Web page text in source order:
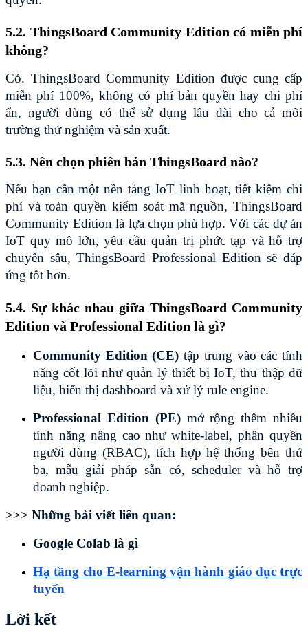
5.2. ThingsBoard Community Edition có miễn phí
không?
Có. ThingsBoard Community Edition được cung cấp
miễn phí 100%, không có phí bản quyền hay chi phí
ẩn, người dùng có thể sử dụng lâu dài cho cả môi
trường thử nghiệm và sản xuất.
5.3. Nên chọn phiên bản ThingsBoard nào?
Nếu bạn cần một nền tảng IoT linh hoạt, tiết kiệm chi
phí và toàn quyền kiểm soát mã nguồn, ThingsBoard
Community Edition là lựa chọn phù hợp. Với các dự án
IoT quy mô lớn, yêu cầu quản trị phức tạp và hỗ trợ
chuyên sâu, ThingsBoard Professional Edition sẽ đáp
ứng tốt hơn.
5.4. Sự khác nhau giữa ThingsBoard Community
Edition và Professional Edition là gì?
Community Edition (CE) tập trung vào các tính
năng cốt lõi như quản lý thiết bị IoT, thu thập dữ
liệu, hiển thị dashboard và xử lý rule engine.
Professional Edition (PE) mở rộng thêm nhiều
tính năng nâng cao như white-label, phân quyền
người dùng (RBAC), tích hợp hệ thống bên thứ
ba, mẫu giải pháp sẵn có, scheduler và hỗ trợ
doanh nghiệp.
>>> Những bài viết liên quan:
Google Colab là gì
Hạ tầng cho E-learning vận hành giáo dục trực
tuyến
Lời kết